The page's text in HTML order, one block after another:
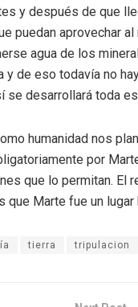
y después de que
puedan aprovechar
agua de los
de eso todavía no
desarrollará toda
humanidad nos
por
que lo permitan. El
que Marte fue un
tierra tripulacion